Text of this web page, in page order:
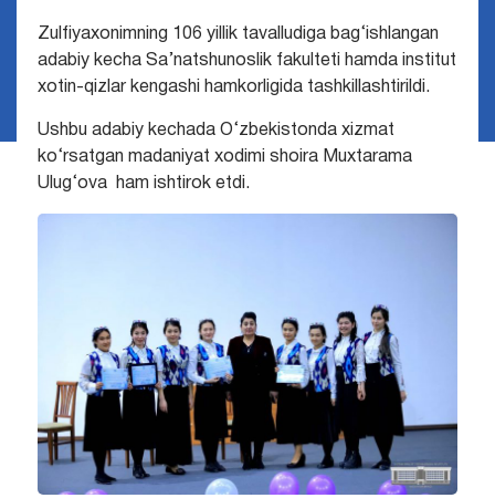
Zulfiyaxonimning 106 yillik tavalludiga bag‘ishlangan
adabiy kecha Sa’natshunoslik fakulteti hamda institut
xotin-qizlar kengashi hamkorligida tashkillashtirildi.
Ushbu adabiy kechada O‘zbekistonda xizmat
ko‘rsatgan madaniyat xodimi shoira Muxtarama
Ulug‘ova ham ishtirok etdi.